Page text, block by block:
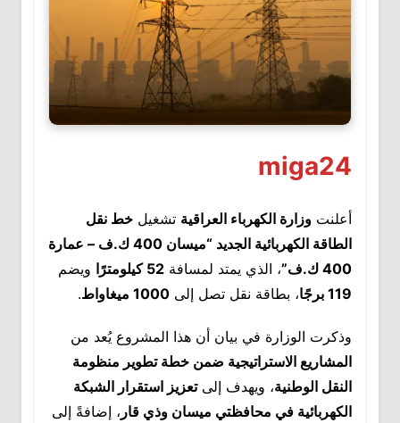
miga24
أعلنت وزارة الكهرباء العراقية تشغيل خط نقل
الطاقة الكهربائية الجديد “ميسان 400 ك.ف – عمارة
400 ك.ف”
، الذي يمتد لمسافة 52 كيلومترًا
ويضم
119 برجًا
، بطاقة نقل تصل إلى 1000 ميغاواط .
وذكرت الوزارة في بيان أن هذا المشروع يُعد من
المشاريع الاستراتيجية ضمن خطة تطوير منظومة
النقل الوطنية، ويهدف إلىتعزيز استقرار الشبكة
الكهربائية في محافظتي ميسان وذي قار ، إضافةً إلى